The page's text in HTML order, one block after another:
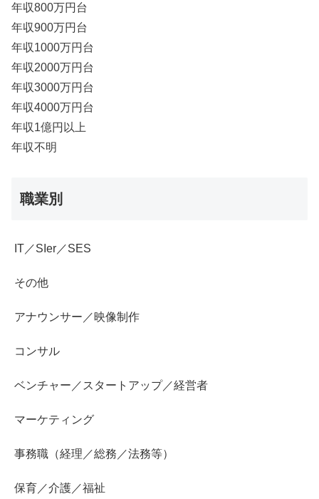
年収800万円台
年収900万円台
年収1000万円台
年収2000万円台
年収3000万円台
年収4000万円台
年収1億円以上
年収不明
職業別
IT／SIer／SES
その他
アナウンサー／映像制作
コンサル
ベンチャー／スタートアップ／経営者
マーケティング
事務職（経理／総務／法務等）
保育／介護／福祉